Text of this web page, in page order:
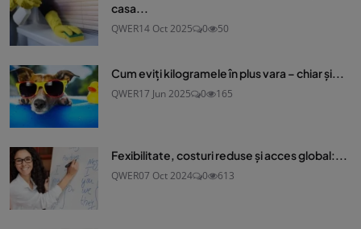
casa...
QWER14 Oct 2025 0 50
Cum eviți kilogramele în plus vara – chiar și...
QWER17 Jun 2025 0 165
Fexibilitate, costuri reduse și acces global:...
QWER07 Oct 2024 0 613